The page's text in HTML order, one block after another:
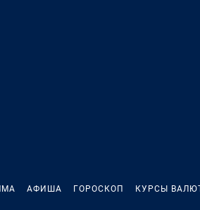
АФИША ГОРОСКОП КУРСЫ